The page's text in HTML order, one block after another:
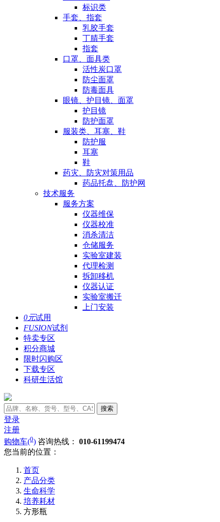
标识类
手套、指套
乳胶手套
丁腈手套
指套
口罩、面具类
活性炭口罩
防尘面罩
防毒面具
眼镜、护目镜、面罩
护目镜
防护面罩
服装类、耳塞、鞋
防护服
耳塞
鞋
药灾、防灾对策用品
药品托盘、防护网
技术服务
服务方案
仪器维保
仪器校准
消杀清洁
仓储服务
实验室建装
代理检测
拆卸移机
仪器认证
实验室搬迁
上门安装
0元试用
FUSION试剂
特卖专区
积分商城
限时闪购区
下载专区
科研生活馆
搜索
登录
注册
购物车(0) 咨询热线： 010-61199474
您当前的位置：
首页
产品分类
生命科学
培养耗材
方形瓶